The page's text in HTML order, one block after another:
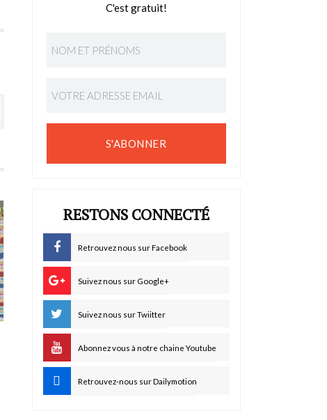
C'est gratuit!
S'ABONNER
RESTONS CONNECTÉ
Retrouvez nous sur Facebook
Suivez nous sur Google+
Suivez nous sur Twiitter
Abonnez vous à notre chaine Youtube
Retrouvez-nous sur Dailymotion